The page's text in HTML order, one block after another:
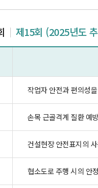
제15회 (2025년도
작업자 안전과 편의성
손목 근골격계 질환 예
건설현장 안전표지의
협소도로 주행 시의 안